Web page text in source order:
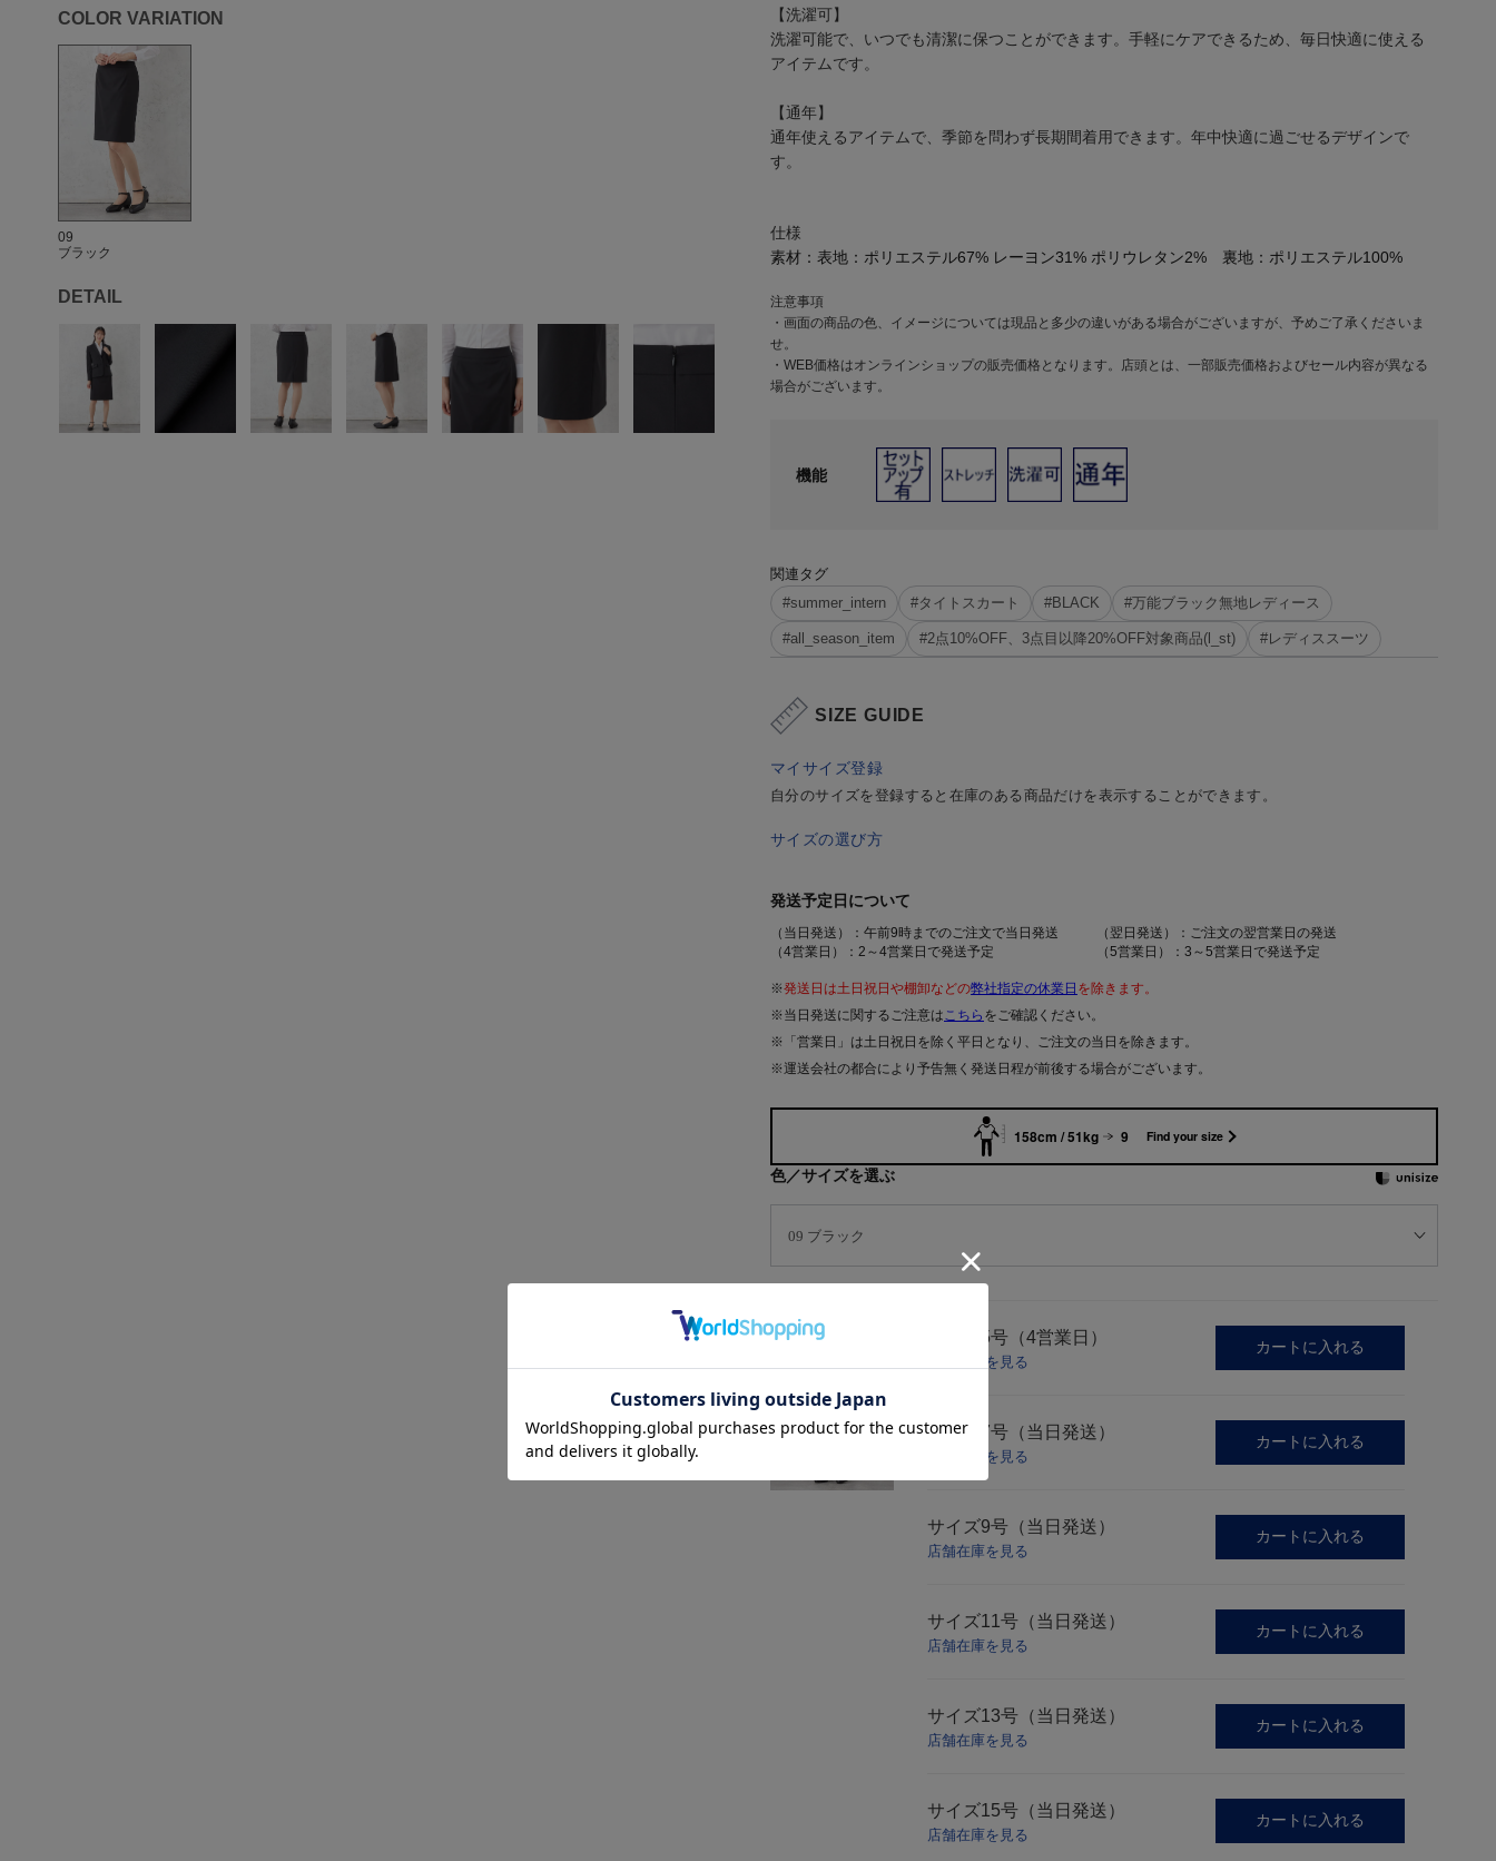
COLOR VARIATION
09
ブラック
DETAIL
【洗濯可】
洗濯可能で、いつでも清潔に保つことができます。手軽にケアできるため、毎日快適に使える
アイテムです。
【通年】
通年使えるアイテムで、季節を問わず長期間着用できます。年中快適に過ごせるデザインで
す。
仕様
素材： 表地：ポリエステル67% レーヨン31% ポリウレタン2% 裏地：ポリエステル100%
注意事項
・画面の商品の色、イメージについては現品と多少の違いがある場合がございますが、予めご了承くださいま
せ。
・WEB価格はオンラインショップの販売価格となります。店頭とは、一部販売価格およびセール内容が異なる
場合がございます。
機能
関連タグ
#summer_intern
#タイトスカート #BLACK #万能ブラック無地レディース
#all_season_item #2点10%OFF、3点目以降20%OFF対象商品(l_st) #レディススーツ
SIZE GUIDE
マイサイズ登録
自分のサイズを登録すると在庫のある商品だけを表示することができます。
サイズの選び方
発送予定日について
（当日発送）：午前9時までのご注文で当日発送
（翌日発送）：ご注文の翌営業日の発送
（4営業日）：2～4営業日で発送予定
（5営業日）：3～5営業日で発送予定
※発送日は土日祝日や棚卸などの弊社指定の休業日 を除きます。
※当日発送に関するご注意はこちら をご確認ください。
※「営業日」は土日祝日を除く平日となり、ご注文の当日を除きます。
※運送会社の都合により予告無く発送日程が前後する場合がございます。
158cm / 51kg 9 Find your size
色／サイズを選ぶ
5号（4営業日）
店舗在庫を見る
カートに入れる
サイズ 7号（当日発送）
店舗在庫を見る
カートに入れる
サイズ9号（当日発送）
店舗在庫を見る
カートに入れる
サイズ11号（当日発送）
店舗在庫を見る
カートに入れる
サイズ13号（当日発送）
店舗在庫を見る
カートに入れる
サイズ15号（当日発送）
店舗在庫を見る
カートに入れる